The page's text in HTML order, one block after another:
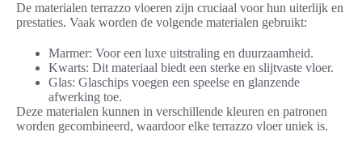
De materialen terrazzo vloeren zijn cruciaal voor hun uiterlijk en
prestaties. Vaak worden de volgende materialen gebruikt:
Marmer: Voor een luxe uitstraling en duurzaamheid.
Kwarts: Dit materiaal biedt een sterke en slijtvaste vloer.
Glas: Glaschips voegen een speelse en glanzende
afwerking toe.
Deze materialen kunnen in verschillende kleuren en patronen
worden gecombineerd, waardoor elke terrazzo vloer uniek is.